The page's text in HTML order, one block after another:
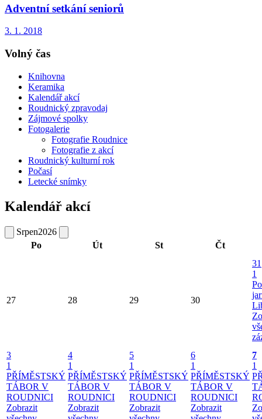
Adventní setkání seniorů
3. 1. 2018
Volný čas
Knihovna
Keramika
Kalendář akcí
Roudnický zpravodaj
Zájmové spolky
Fotogalerie
Fotografie Roudnice
Fotografie z akcí
Roudnický kulturní rok
Počasí
Letecké snímky
Kalendář akcí
Srpen2026
Po
Út St Čt
27 28 29 30
31
1
3
1
PŘÍMĚSTSKÝ
TÁBOR V
ROUDNICI
Zobrazit
4
1
PŘÍMĚSTSKÝ
TÁBOR V
ROUDNICI
Zobrazit
5
1
PŘÍMĚSTSKÝ
TÁBOR V
ROUDNICI
Zobrazit
6
1
PŘÍMĚSTSKÝ
TÁBOR V
ROUDNICI
Zobrazit
7
1